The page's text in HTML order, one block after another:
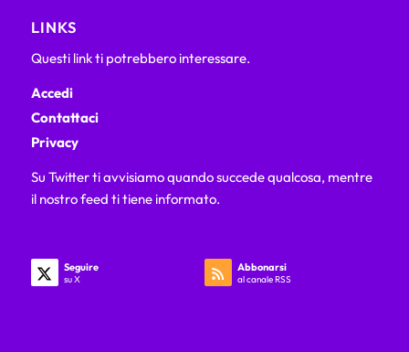
LINKS
Questi link ti potrebbero interessare.
Accedi
Contattaci
Privacy
Su Twitter ti avvisiamo quando succede qualcosa, mentre
il nostro feed ti tiene informato.
Seguire
su X
Abbonarsi
al canale RSS